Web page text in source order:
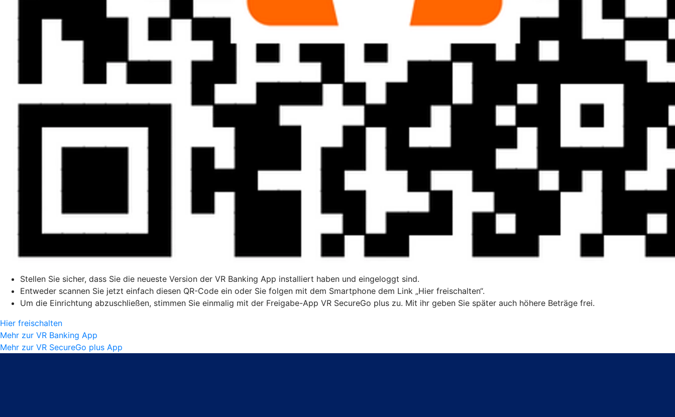
Stellen Sie sicher, dass Sie die neueste Version der VR Banking App installiert haben und eingeloggt sind.
Entweder scannen Sie jetzt einfach diesen QR-Code ein oder Sie folgen mit dem Smartphone dem Link „Hier freischalten“.
Um die Einrichtung abzuschließen, stimmen Sie einmalig mit der Freigabe-App VR SecureGo plus zu. Mit ihr geben Sie später auch höhere Beträge frei.
Hier freischalten
Mehr zur VR Banking App
Mehr zur VR SecureGo plus App